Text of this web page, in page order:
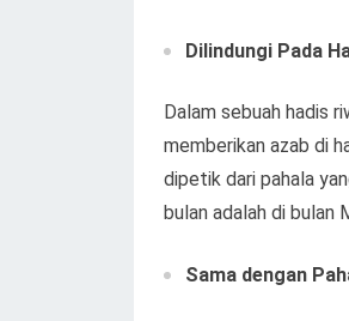
Dilindungi Pada
Dalam sebuah hadis
memberikan azab di
dipetik dari pahala
bulan adalah di bulan
Sama dengan